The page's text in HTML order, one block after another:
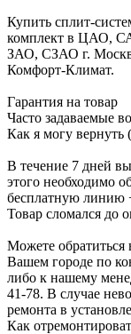
Купить сплит-
комплект в
ЗАО, СЗАО г.
Комфорт-Климат.
Гарантия на товар
Часто задаваемые
Как я могу вернуть
В течение 7 дней
этого необходимо
бесплатную линию
Товар сломался до
Можете обратиться
Вашем городе по
либо к нашему
41-78. В случае
ремонта в
Как